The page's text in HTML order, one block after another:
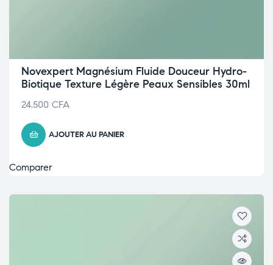
Novexpert Magnésium Fluide Douceur Hydro-
Biotique Texture Légère Peaux Sensibles 30ml
24.500 CFA
AJOUTER AU PANIER
Comparer